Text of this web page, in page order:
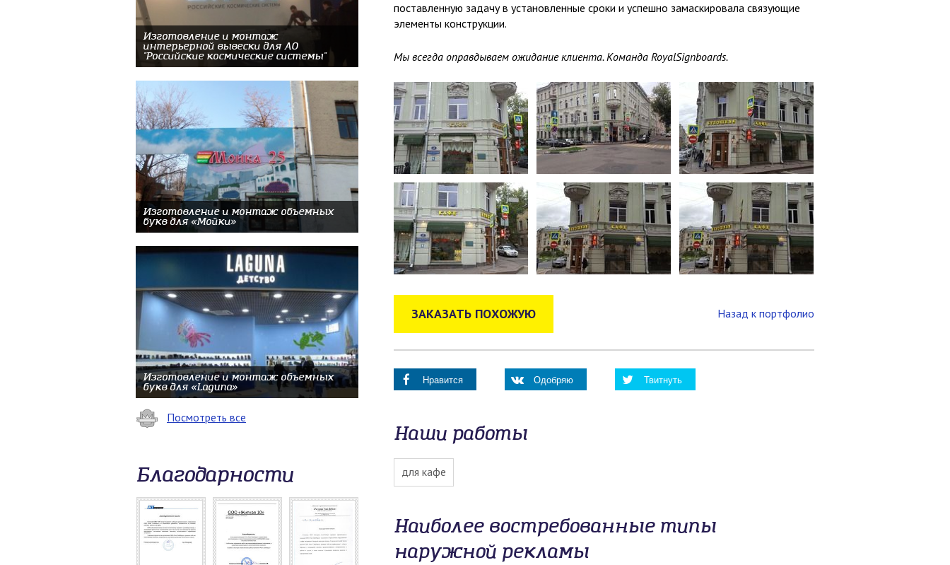
поставленную задачу в установленные сроки и успешно замаскировала связующие
элементы конструкции.
Мы всегда оправдываем ожидание клиента. Команда RoyalSignboards.
ЗАКАЗАТЬ ПОХОЖУЮ Назад к портфолио
Нравится Одобряю Твитнуть
Наши работы
для кафе
Наиболее востребованные типы
наружной рекламы
Изготовление и монтаж
интерьерной вывески для АО
"Российские космические системы"
Изготовление и монтаж объемных
букв для «Мойки»
Изготовление и монтаж объемных
букв для «Laguna»
Посмотреть все
Благодарности